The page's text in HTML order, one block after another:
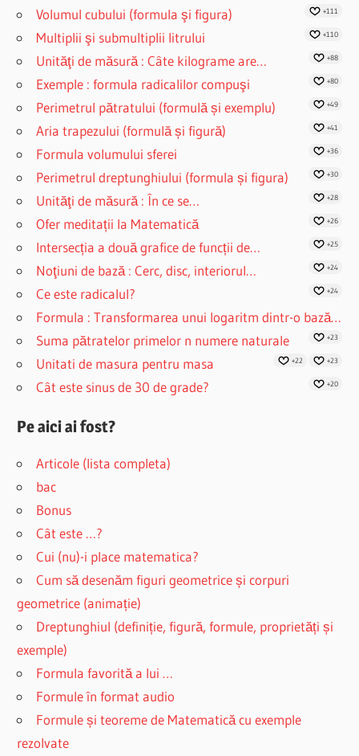
Volumul cubului (formula şi figura) +111
Multiplii şi submultiplii litrului +110
Unităţi de măsură : Câte kilograme are… +88
Exemple : formula radicalilor compuşi +80
Perimetrul pătratului (formulă și exemplu) +49
Aria trapezului (formulă și figură) +41
Formula volumului sferei +36
Perimetrul dreptunghiului (formula și figura) +30
Unităţi de măsură : În ce se… +28
Ofer meditații la Matematică +26
Intersecția a două grafice de funcții de… +25
Noţiuni de bază : Cerc, disc, interiorul… +24
Ce este radicalul? +24
Formula : Transformarea unui logaritm dintr-o bază…
+23
Suma pătratelor primelor n numere naturale
+23
Unitati de masura pentru masa +22
Cât este sinus de 30 de grade? +20
Pe aici ai fost?
Articole (lista completa)
bac
Bonus
Cât este …?
Cui (nu)-i place matematica?
Cum să desenăm figuri geometrice și corpuri
geometrice (animație)
Dreptunghiul (definiție, figură, formule, proprietăți și
exemple)
Formula favorită a lui …
Formule în format audio
Formule și teoreme de Matematică cu exemple
rezolvate